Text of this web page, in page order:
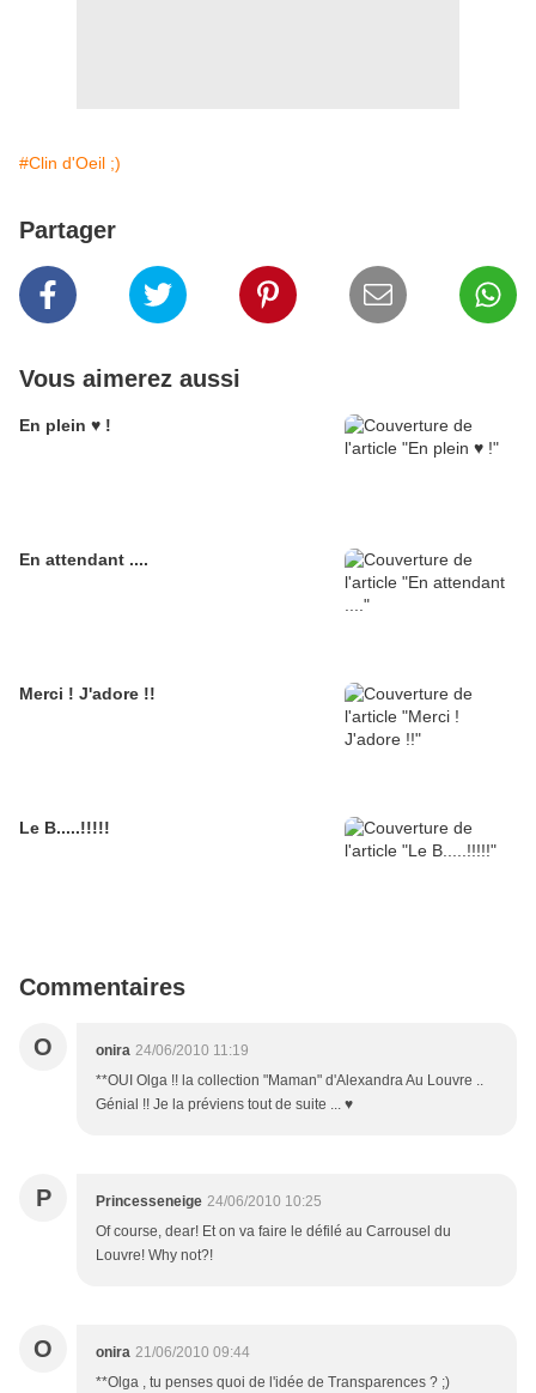
#Clin d'Oeil ;)
Partager
Vous aimerez aussi
En plein ♥ !
En attendant ....
Merci ! J'adore !!
Le B.....!!!!!
Commentaires
O onira 24/06/2010 11:19
**OUI Olga !! la collection "Maman" d'Alexandra Au Louvre ..
Génial !! Je la préviens tout de suite ... ♥
P Princesseneige 24/06/2010 10:25
Of course, dear! Et on va faire le défilé au Carrousel du
Louvre! Why not?!
O onira 21/06/2010 09:44
**Olga , tu penses quoi de l'idée de Transparences ? ;)